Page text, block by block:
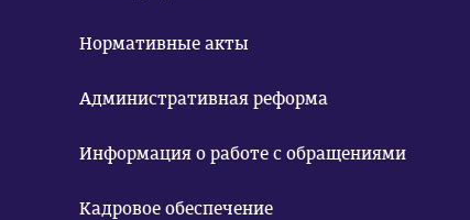
Нормативные акты
Административная реформа
Информация о работе с обращениями
Кадровое обеспечение